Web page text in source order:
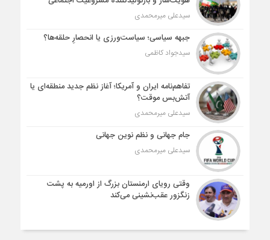
سیدعلی میرمحمدی
جبهه سیاسی؛ سیاست‌ورزی یا انحصارِ حلقه‌ها؟
سیدجواد کاظمی
تفاهم‌نامه ایران و آمریکا؛ آغاز نظم جدید منطقه‌ای یا
آتش‌بس موقت؟
سیدعلی میرمحمدی
جام جهانی و نظم نوین جهانی
سیدعلی میرمحمدی
وقتی رویای ارمنستان بزرگ از اورمیه به پشت
زنگزور عقب‌نشینی می‌کند